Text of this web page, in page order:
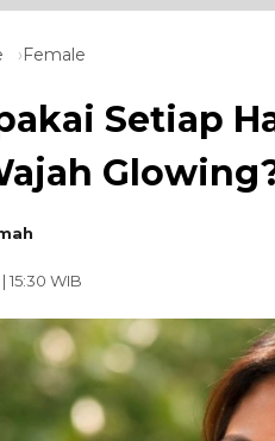
Female
Setiap
15:30 WIB